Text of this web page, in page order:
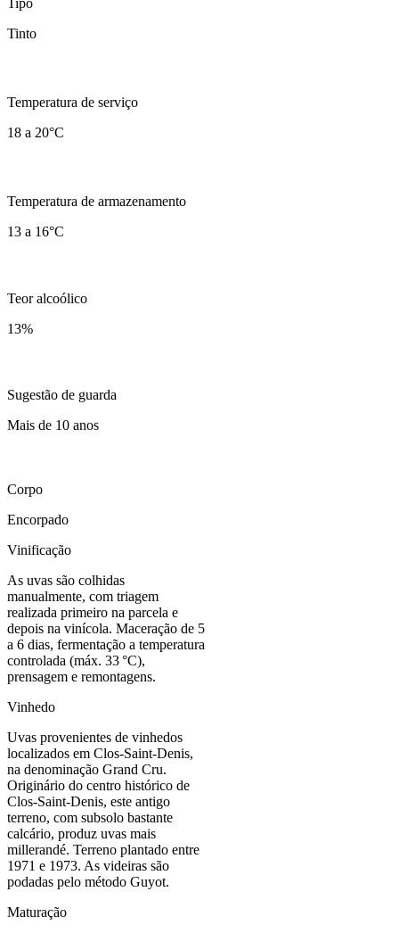
Tipo
Tinto
Temperatura de serviço
18 a 20°C
Temperatura de armazenamento
13 a 16°C
Teor alcoólico
13%
Sugestão de guarda
Mais de 10 anos
Corpo
Encorpado
Vinificação
As uvas são colhidas
manualmente, com triagem
realizada primeiro na parcela e
depois na vinícola. Maceração de 5
a 6 dias, fermentação a temperatura
controlada (máx. 33 °C),
prensagem e remontagens.
Vinhedo
Uvas provenientes de vinhedos
localizados em Clos-Saint-Denis,
na denominação Grand Cru.
Originário do centro histórico de
Clos-Saint-Denis, este antigo
terreno, com subsolo bastante
calcário, produz uvas mais
millerandé. Terreno plantado entre
1971 e 1973. As videiras são
podadas pelo método Guyot.
Maturação